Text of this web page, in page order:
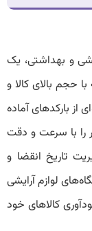
و بهداشتی، یک
حجم بالای کالا و
از بارکدهای آماده
را با سرعت و دقت
تاریخ انقضا و
لوازم آرایشی
کالاهای خود